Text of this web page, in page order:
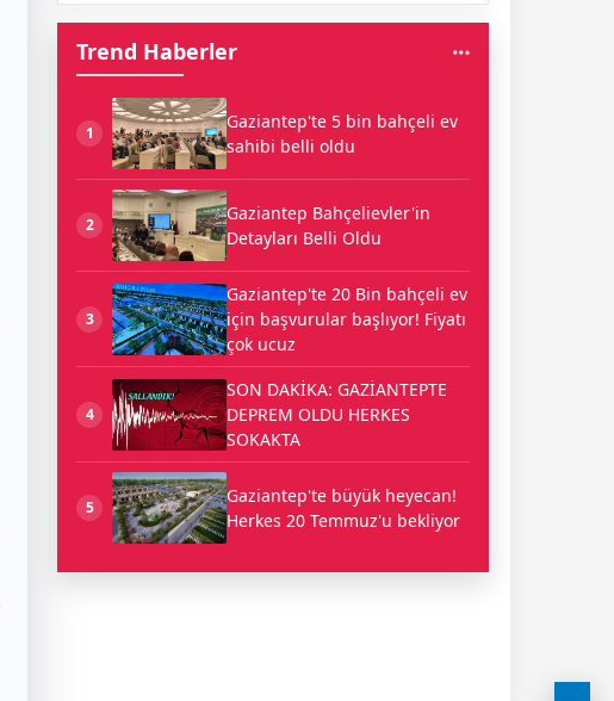
Trend Haberler
1
Gaziantep'te 5 bin bahçeli ev
sahibi belli oldu
2
Gaziantep Bahçelievler'in
Detayları Belli Oldu
3
Gaziantep'te 20 Bin bahçeli ev
için başvurular başlıyor! Fiyatı
çok ucuz
4
SON DAKİKA: GAZİANTEPTE
DEPREM OLDU HERKES
SOKAKTA
5
Gaziantep'te büyük heyecan!
Herkes 20 Temmuz'u bekliyor